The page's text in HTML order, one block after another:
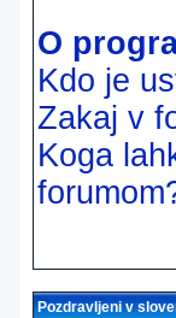
O
Kdo je
Zakaj v
Koga
Pozdravljeni v